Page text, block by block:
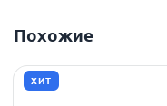
Похожие
ХИТ